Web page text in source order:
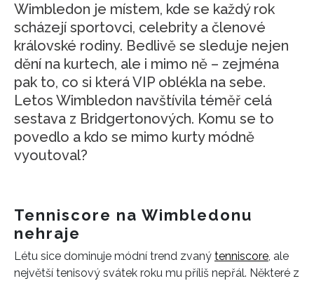
Wimbledon je místem, kde se každý rok
scházejí sportovci, celebrity a členové
královské rodiny. Bedlivě se sleduje nejen
dění na kurtech, ale i mimo ně – zejména
pak to, co si která VIP oblékla na sebe.
Letos Wimbledon navštívila téměř celá
sestava z Bridgertonových. Komu se to
povedlo a kdo se mimo kurty módně
vyoutoval?
Tenniscore na Wimbledonu
nehraje
Létu sice dominuje módní trend zvaný tenniscore, ale
největší tenisový svátek roku mu příliš nepřál. Některé z